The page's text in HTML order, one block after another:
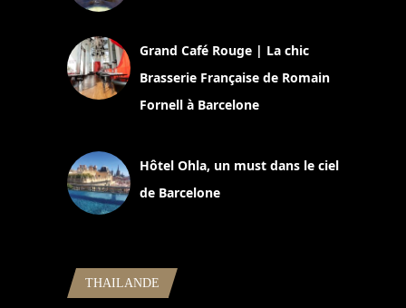
Grand Café Rouge | La chic
Brasserie Française de Romain
Fornell à Barcelone
Hôtel Ohla, un must dans le ciel
de Barcelone
THAILANDE